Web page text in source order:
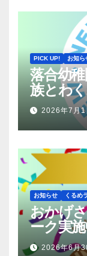
PICK UP! お知ら
落合幼
族とわ
2026年7月
お知らせ くるめ
おかげ
ーク実
2026年6月